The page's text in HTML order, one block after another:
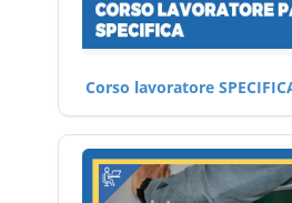
Corso lavoratore